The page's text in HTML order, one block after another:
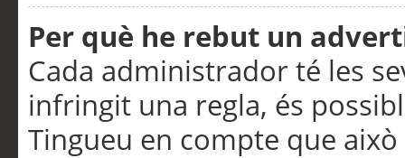
Per què he rebut un
Cada administrador té les
infringit una regla, és
Tingueu en compte que